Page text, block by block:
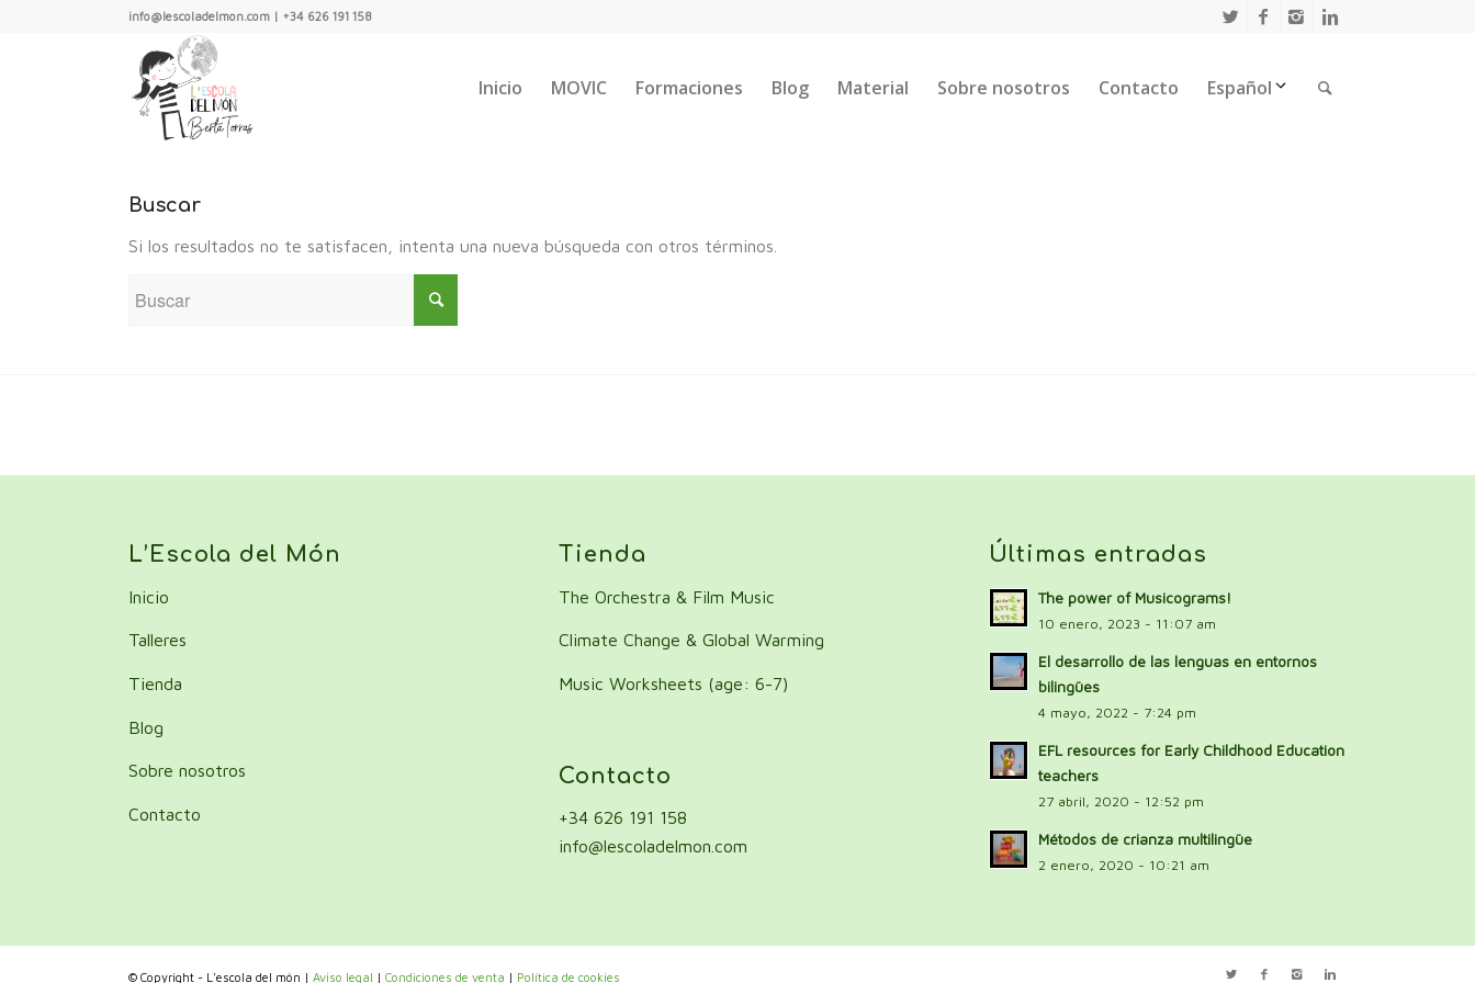
info@lescoladelmon.com | +34 626 191 158
Inicio MOVIC Formaciones Blog Material Sobre nosotros Contacto Español
Buscar
Si los resultados no te satisfacen, intenta una nueva búsqueda con otros términos.
L’Escola del Món
Inicio
Talleres
Tienda
Blog
Sobre nosotros
Contacto
Tienda
The Orchestra & Film Music
Climate Change & Global Warming
Music Worksheets (age: 6-7)
Contacto
+34 626 191 158
info@lescoladelmon.com
Últimas entradas
The power of Musicograms!
10 enero, 2023 - 11:07 am
El desarrollo de las lenguas en entornos
bilingües
4 mayo, 2022 - 7:24 pm
EFL resources for Early Childhood Education
teachers
27 abril, 2020 - 12:52 pm
Métodos de crianza multilingüe
2 enero, 2020 - 10:21 am
© Copyright - L'escola del món |Aviso legal |Condiciones de venta | Política de cookies